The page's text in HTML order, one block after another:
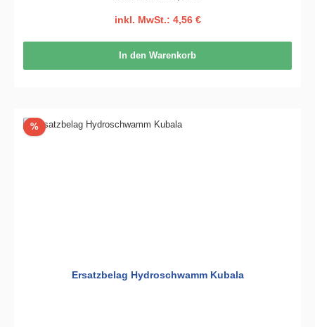
inkl. MwSt.: 4,56 €
In den Warenkorb
%Rabatt
Ersatzbelag Hydroschwamm Kubala